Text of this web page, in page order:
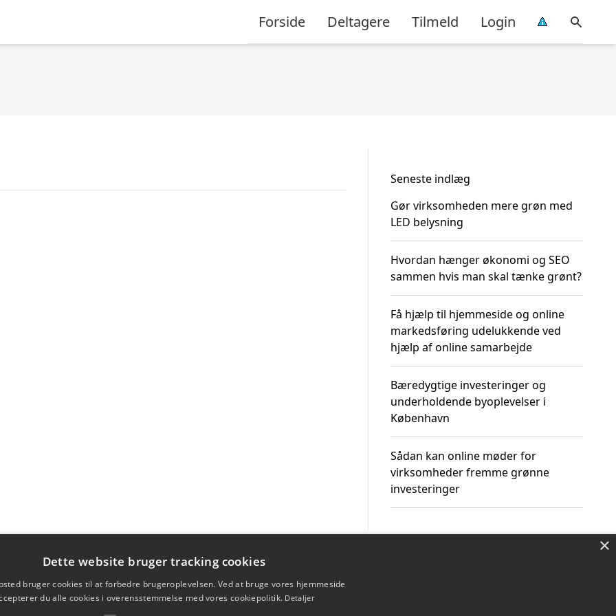
Forside Deltagere Tilmeld Login
Seneste indlæg
Gør virksomheden mere grøn med
LED belysning
Hvordan hænger økonomi og SEO
sammen hvis man skal tænke grønt?
Få hjælp til hjemmeside og online
markedsføring udelukkende ved
hjælp af online samarbejde
Bæredygtige investeringer og
underholdende byoplevelser i
København
Sådan kan online møder for
virksomheder fremme grønne
investeringer
×
Dette website bruger tracking cookies
bruger cookies til at forbedre brugeroplevelsen. Ved at bruge vores hjemmeside
du alle cookies i overensstemmelse med vores cookiepolitik. Detaljer